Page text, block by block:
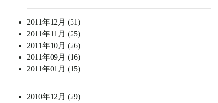
2011年12月 (31)
2011年11月 (25)
2011年10月 (26)
2011年09月 (16)
2011年01月 (15)
2010年12月 (29)